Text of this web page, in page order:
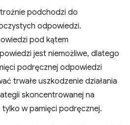
podchodzi do
odpowiedzi.
pod kątem
jest niemożliwe, dlatego
podręcznej odpowiedzi
trwałe uszkodzenie działania
skoncentrowanej na
w pamięci podręcznej.